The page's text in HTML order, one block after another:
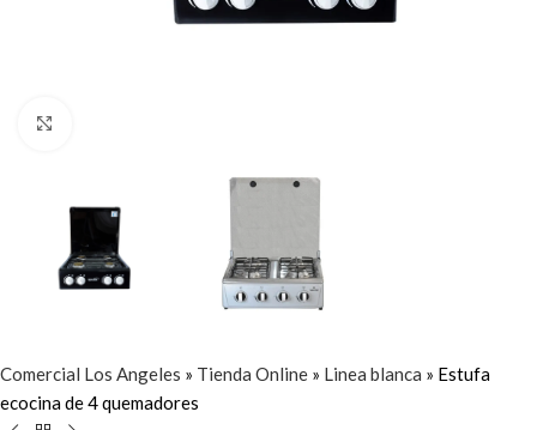
Comercial Los Angeles » Tienda Online » Linea blanca » Estufa
ecocina de 4 quemadores